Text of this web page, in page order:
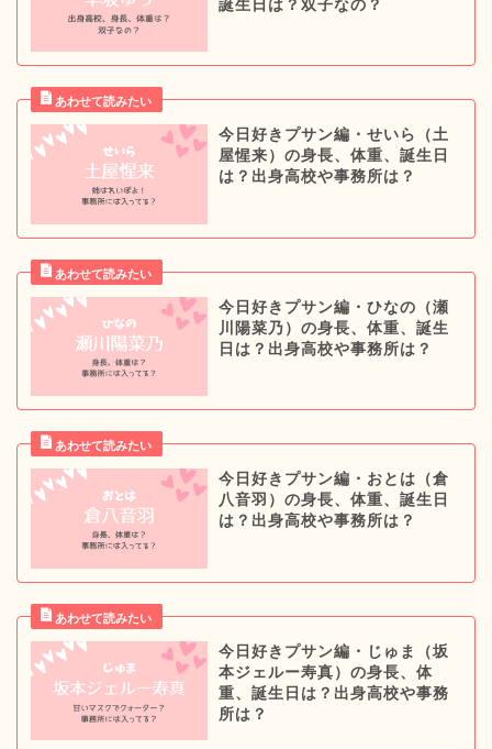
誕生日は？双子なの？
今日好きプサン編・せいら（土
屋惺来）の身長、体重、誕生日
は？出身高校や事務所は？
今日好きプサン編・ひなの（瀬
川陽菜乃）の身長、体重、誕生
日は？出身高校や事務所は？
今日好きプサン編・おとは（倉
八音羽）の身長、体重、誕生日
は？出身高校や事務所は？
今日好きプサン編・じゅま（坂
本ジェルー寿真）の身長、体
重、誕生日は？出身高校や事務
所は？